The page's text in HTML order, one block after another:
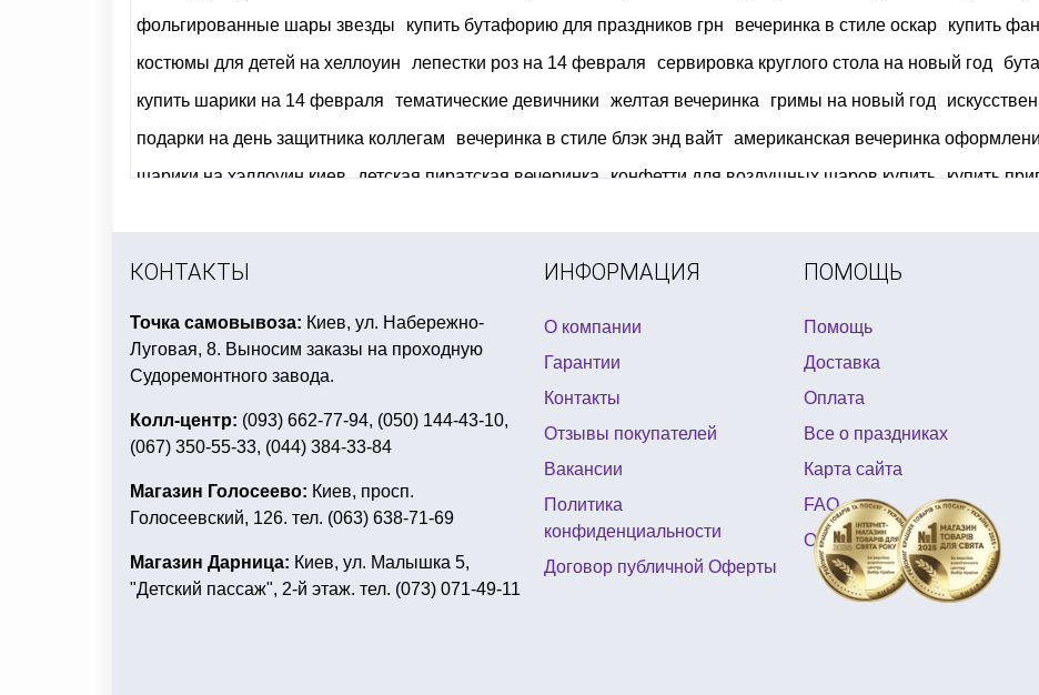
фольгированные шары звезды
купить бутафорию для праздников грн вечеринка в стиле оскар
купить
костюмы для детей на хеллоуин
лепестки роз на 14 февраля сервировка круглого стола на новый год
купить шарики на 14 февраля
тематические девичники желтая вечеринка гримы на новый год
подарки на день защитника коллегам
вечеринка в стиле блэк энд вайт американская вечеринка
шарики на хэллоуин киев детская пиратская вечеринка конфетти для воздушных шаров купить купить
КОНТАКТЫ
Точка самовывоза: Киев, ул. Набережно-
Луговая, 8. Выносим заказы на проходную
Судоремонтного завода.
Колл-центр: (093) 662-77-94, (050) 144-43-10,
(067) 350-55-33, (044) 384-33-84
Магазин Голосеево: Киев, просп.
Голосеевский, 126. тел. (063) 638-71-69
Магазин Дарница: Киев, ул. Малышка 5,
"Детский пассаж", 2-й этаж. тел. (073) 071-49-11
ИНФОРМАЦИЯ
О компании
Гарантии
Контакты
Отзывы покупателей
Вакансии
Политика
конфиденциальности
Договор публичной Оферты
ПОМОЩЬ
Помощь
Доставка
Оплата
Все о праздниках
Карта сайта
FAQ
Отзывы